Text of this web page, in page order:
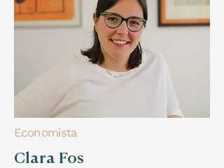
Economista
Clara Fos